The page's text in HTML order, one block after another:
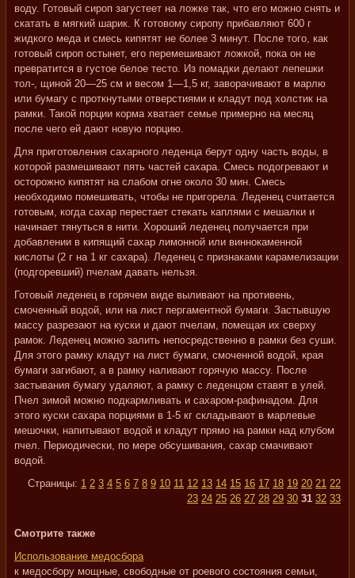
воду. Готовый сироп загустеет на ложке так, что его можно снять и
скатать в мягкий шарик. К готовому сиропу прибавляют 600 г
жидкого меда и смесь кипятят не более 3 минут. После того, как
готовый сироп остынет, его перемешивают ложкой, пока он не
превратится в густое белое тесто. Из помадки делают лепешки
тол-, щиной 20—25 см и весом 1—1,5 кг, заворачивают в марлю
или бумагу с проткнутыми отверстиями и кладут под холстик на
рамки. Такой порции корма хватает семье примерно на месяц
после чего ей дают новую порцию.
Для приготовления сахарного леденца берут одну часть воды, в
которой размешивают пять частей сахара. Смесь подогревают и
осторожно кипятят на слабом огне около 30 мин. Смесь
необходимо помешивать, чтобы не пригорела. Леденец считается
готовым, когда сахар перестает стекать каплями с мешалки и
начинает тянуться в нити. Хороший леденец получается при
добавлении в кипящий сахар лимонной или виннокаменной
кислоты (2 г на 1 кг сахара). Леденец с признаками карамелизации
(подгоревший) пчелам давать нельзя.
Готовый леденец в горячем виде выливают на противень,
смоченный водой, или на лист пергаментной бумаги. Застывшую
массу разрезают на куски и дают пчелам, помещая их сверху
рамок. Леденец можно залить непосредственно в рамки без суши.
Для этого рамку кладут на лист бумаги, смоченной водой, края
бумаги загибают, а в рамку наливают горячую массу. После
застывания бумагу удаляют, а рамку с леденцом ставят в улей.
Пчел зимой можно подкармливать и сахаром-рафинадом. Для
этого куски сахара порциями в 1-5 кг складывают в марлевые
мешочки, напитывают водой и кладут прямо на рамки над клубом
пчел. Периодически, по мере обсушивания, сахар смачивают
водой.
Страницы: 1 2 3 4 5 6 7 8 9 10 11 12 13 14 15 16 17 18 19 20 21 22
23 24 25 26 27 28 29 30 31 32 33
Смотрите также
Использование медосбора
к медосбору мощные, свободные от роевого состояния семьи,